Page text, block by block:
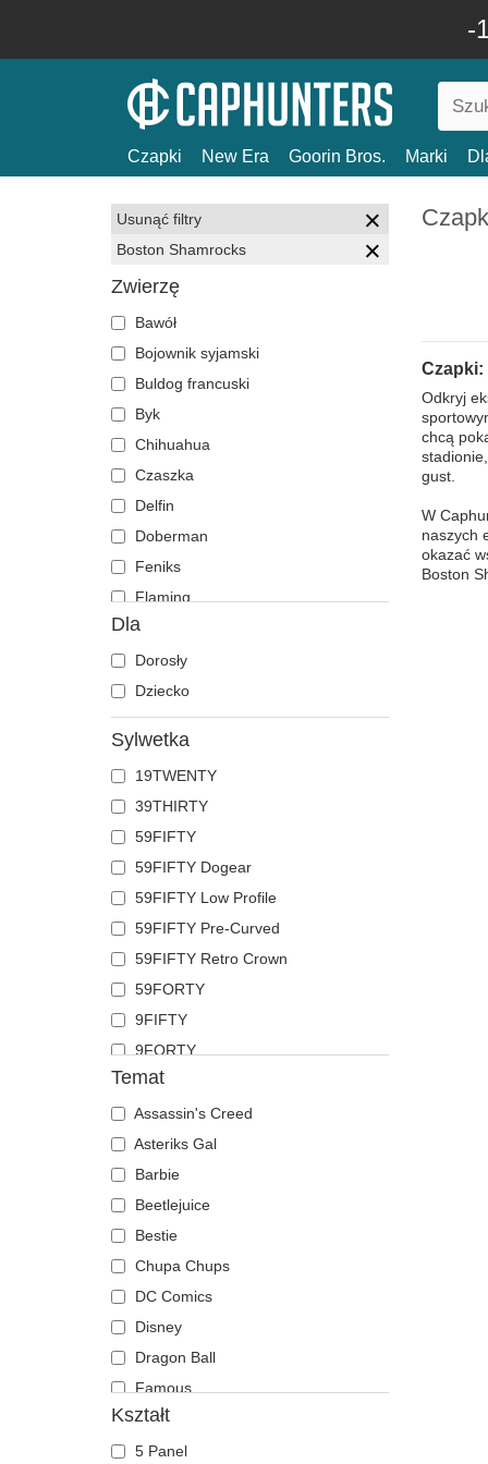
-
Czapki New Era Goorin Bros. Marki
Usunąć filtry
Boston Shamrocks
Zwierzę
Bawół
Bojownik syjamski
Buldog francuski
Byk
Chihuahua
Czaszka
Delfin
Doberman
Feniks
Flaming
Foka
Gepard
Gołąb
Hipopotam
Jaszczurka
Jednorożec
Jeleń
Kaczka
Kogut
Kojot
Koń
Kot
Koza
Krab
Krokodyl
Krowa
Kruk
Kurczak
Labrador retriever
Langusta
Lew
Lis
Lwica
Mewa
Motyl
Mrówka
Mysz
Niedźwiedź
Dla
Dorosły
Dziecko
Sylwetka
19TWENTY
39THIRTY
59FIFTY
59FIFTY Dogear
59FIFTY Low Profile
59FIFTY Pre-Curved
59FIFTY Retro Crown
59FORTY
9FIFTY
9FORTY
9FORTY APEX
9FORTY M-Crown
9SEVENTY
9TWENTY
A Frame
Casual Classic
E Frame
Open Back
Runner
The 90s
The Ball
The Retro
The Snap
Temat
Assassin's Creed
Asteriks Gal
Barbie
Beetlejuice
Bestie
Chupa Chups
DC Comics
Disney
Dragon Ball
Famous
Gra o Tron
Gru, Dru i Minionki
Kształt
5 Panel
Odkryj
chcą
gust.
W
naszych
okazać
Boston